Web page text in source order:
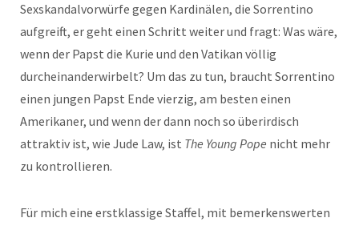
Sexskandalvorwürfe gegen Kardinälen, die Sorrentino
aufgreift, er geht einen Schritt weiter und fragt: Was wäre,
wenn der Papst die Kurie und den Vatikan völlig
durcheinanderwirbelt? Um das zu tun, braucht Sorrentino
einen jungen Papst Ende vierzig, am besten einen
Amerikaner, und wenn der dann noch so überirdisch
attraktiv ist, wie Jude Law, ist The Young Pope nicht mehr
zu kontrollieren.
Für mich eine erstklassige Staffel, mit bemerkenswerten